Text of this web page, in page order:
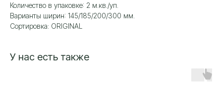
Количество в упаковке: 2 м.кв./уп.
Варианты ширин: 145/185/200/300 мм.
Сортировка: ORIGINAL
У нас есть также